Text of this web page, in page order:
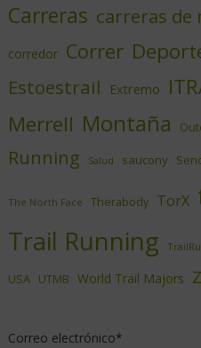
Carreras carreras de
corredor Correr
Estoestrail Extremo
Merrell Montaña
Running Salud saucony
The North Face Therabody TorX
Trail Running
USA UTMB World Trail Majors
Correo electrónico*